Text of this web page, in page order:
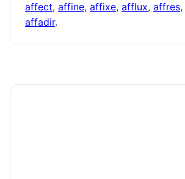
affect, affine, affixe, afflux, affres,
affadir.